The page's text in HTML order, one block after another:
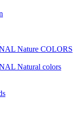
Nature COLORS
Natural colors